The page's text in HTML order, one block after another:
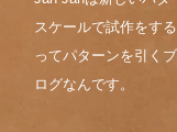
スケールで試作をす
ってパターンを引く
ログなんです。